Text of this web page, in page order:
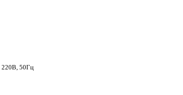
220В, 50Гц